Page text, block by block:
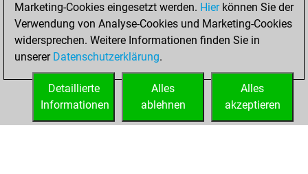
Freitag, April 4,
2025
You created
your Fritz account
Marketing-Cookies eingesetzt werden. Hierkönnen Sie der
Verwendung von Analyse-Cookies und Marketing-Cookies
widersprechen. Weitere Informationen finden Sie in
unserer Datenschutzerklärung.
Alles
akzeptieren
Alles
ablehnen
Detaillierte
Informationen